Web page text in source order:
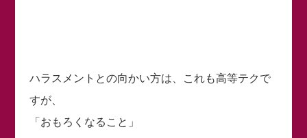
ハラスメントとの向かい方は、これも高等テクで
すが、
「おもろくなること」